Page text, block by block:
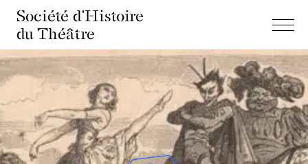
Société d'Histoire
du Théâtre